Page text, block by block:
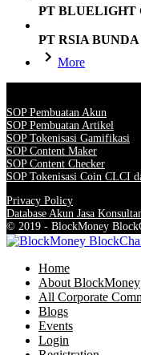
PT BLUELIGHT
PT RSIA
More
SOP Pembuatan Akun
SOP Pembuatan Artikel
SOP Tokenisasi Gamifikasi
SOP Content Maker
SOP Content Checker
SOP Tokenisasi Coin CLCI
Privacy Policy
Database Akun Jasa
© 2019 - BlockMoney
Home
About BlockMoney
All Corporate
Blogs
Events
Login